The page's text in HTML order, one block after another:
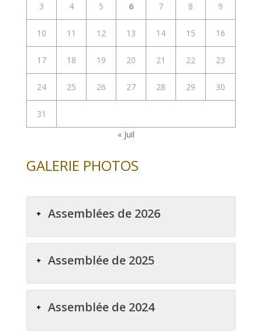
3 4 5 6 7 8 9
10 11 12 13 14 15 16
17 18 19 20 21 22 23
24 25 26 27 28 29 30
31
« Juil
GALERIE PHOTOS
Assemblées de 2026
Assemblée de 2025
Assemblée de 2024